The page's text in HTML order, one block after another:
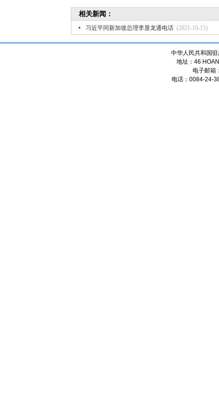
相关新闻：
习近平同新加坡总理李显龙通电话 (2021-10-15)
中华人民共和国
地址：46
电子邮箱
电话：0084-24-